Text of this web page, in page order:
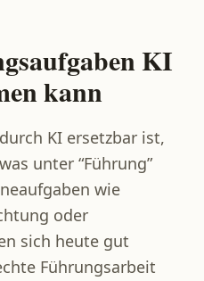
KI
kann
KI ersetzbar ist,
unter “Führung”
wie
oder
sich heute gut
Führungsarbeit